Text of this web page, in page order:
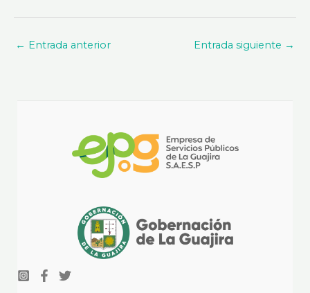
← Entrada anterior Entrada siguiente →